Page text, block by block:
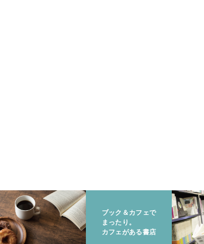
ブック＆カフェで
まったり。
カフェがある書店